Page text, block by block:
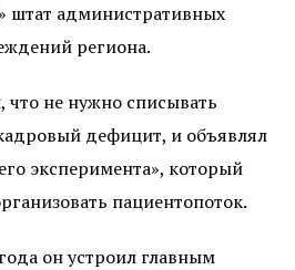
штат административных
региона.
что не нужно списывать
дефицит, и объявлял
эксперимента», который
пациентопоток.
он устроил главным